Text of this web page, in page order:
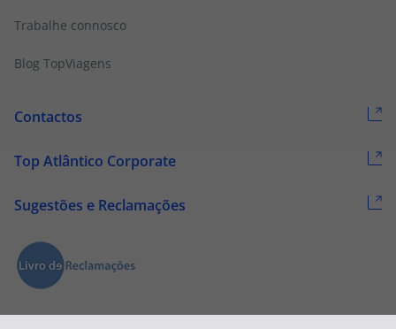
Trabalhe connosco
Blog TopViagens
Contactos
Top Atlântico Corporate
Sugestões e Reclamações